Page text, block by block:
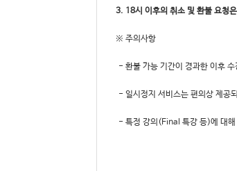
3. 18시 이후의 취소 및 환불 요청
※ 주의사항
- 환불 가능 기간이 경과한 이후
- 일시정지 서비스는 편의상 제공
- 특정 강의(Final 특강 등)에 대해